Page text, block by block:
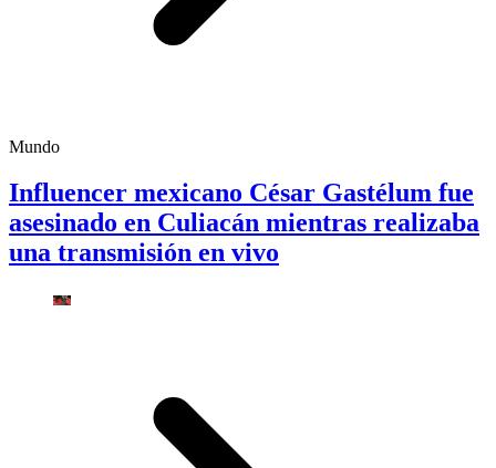
Mundo
Influencer mexicano César Gastélum fue
asesinado en Culiacán mientras realizaba
una transmisión en vivo